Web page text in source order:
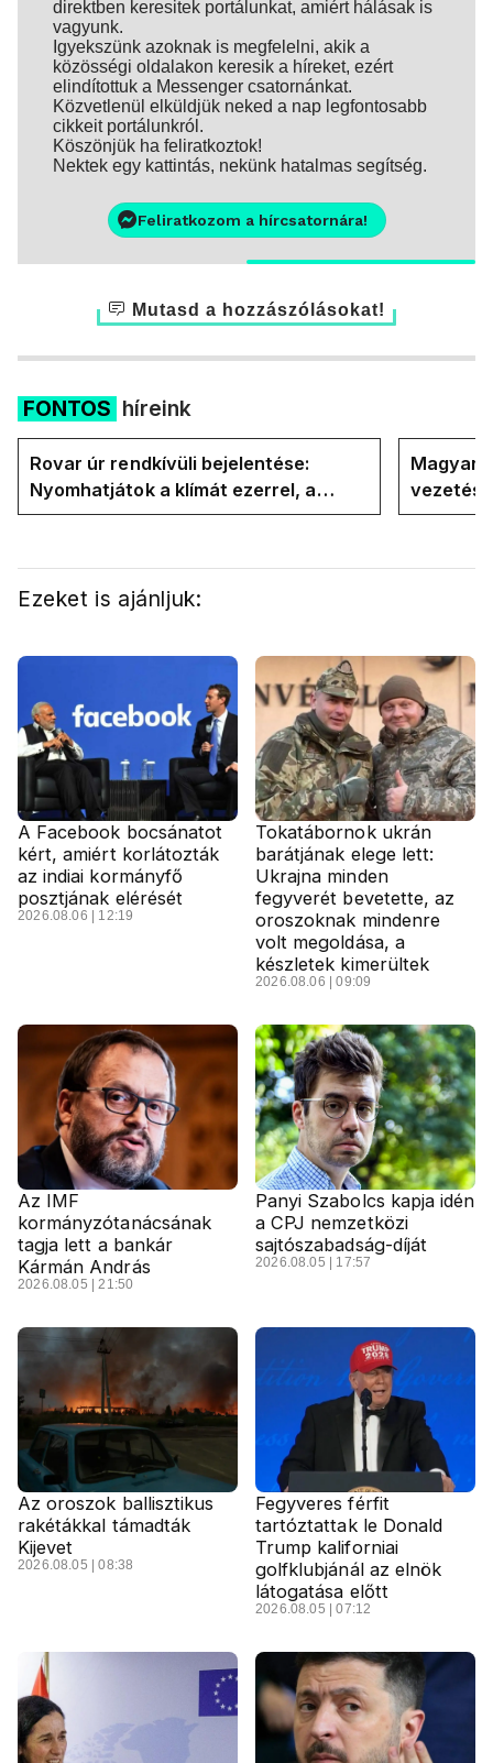
direktben keresitek portálunkat, amiért hálásak is
vagyunk.
Igyekszünk azoknak is megfelelni, akik a
közösségi oldalakon keresik a híreket, ezért
elindítottuk a Messenger csatornánkat.
Közvetlenül elküldjük neked a nap legfontosabb
cikkeit portálunkról.
Köszönjük ha feliratkoztok!
Nektek egy kattintás, nekünk hatalmas segítség.
Feliratkozom a hírcsatornára!
Mutasd a hozzászólásokat!
FONTOS híreink
Rovar úr rendkívüli bejelentése:
Nyomhatjátok a klímát ezerrel, a
hűtőket letekerhetitek, vége az
Magyar
Ezeket is ajánljuk:
A Facebook bocsánatot
kért, amiért korlátozták
az indiai kormányfő
posztjának elérését
2026.08.06 | 12:19
Tokatábornok ukrán
barátjának elege lett:
Ukrajna minden
fegyverét bevetette, az
oroszoknak mindenre
volt megoldása, a
készletek kimerültek
2026.08.06 | 09:09
Az IMF
kormányzótanácsának
tagja lett a bankár
Kármán András
2026.08.05 | 21:50
Panyi Szabolcs kapja idén
a CPJ nemzetközi
sajtószabadság-díját
2026.08.05 | 17:57
Az oroszok ballisztikus
rakétákkal támadták
Kijevet
2026.08.05 | 08:38
Fegyveres férfit
tartóztattak le Donald
Trump kaliforniai
golfklubjánál az elnök
látogatása előtt
2026.08.05 | 07:12